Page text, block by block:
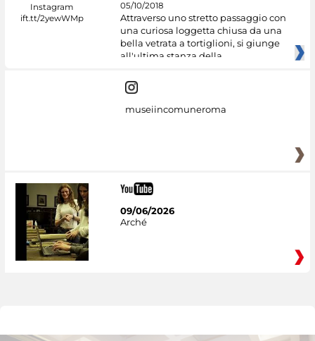
05/10/2018
Attraverso uno stretto passaggio con
una curiosa loggetta chiusa da una
bella vetrata a tortiglioni, si giunge
all'ultima stanza della
museiincomuneroma
09/06/2026
Arché